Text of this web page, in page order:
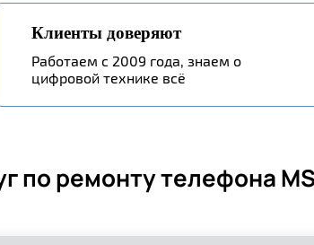
Клиенты доверяют
Работаем с 2009 года, знаем о
цифровой технике всё
по ремонту телефона